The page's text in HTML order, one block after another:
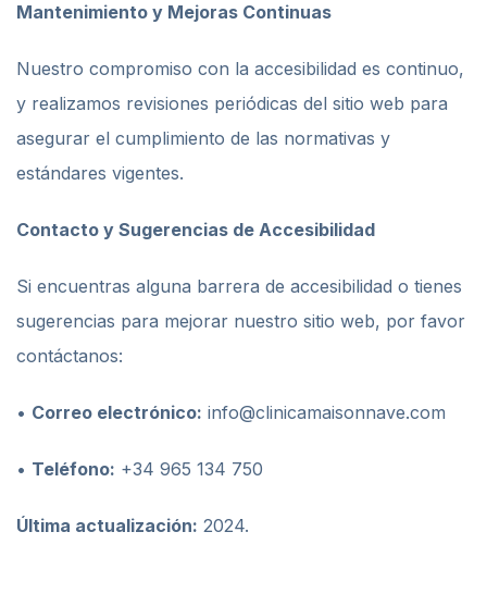
Mantenimiento y Mejoras Continuas
Nuestro compromiso con la accesibilidad es continuo,
y realizamos revisiones periódicas del sitio web para
asegurar el cumplimiento de las normativas y
estándares vigentes.
Contacto y Sugerencias de Accesibilidad
Si encuentras alguna barrera de accesibilidad o tienes
sugerencias para mejorar nuestro sitio web, por favor
contáctanos:
• Correo electrónico: info@clinicamaisonnave.com
• Teléfono: +34 965 134 750
Última actualización: 2024.